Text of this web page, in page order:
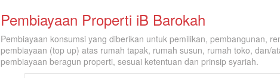
Pembiayaan Properti iB Barokah
Pembiayaan konsumsi yang diberikan untuk pemilikan, pembangunan,
pembiayaan (top up) atas rumah tapak, rumah susun, rumah toko, dan/
pembiayaan beragun properti, sesuai ketentuan dan prinsip syariah.